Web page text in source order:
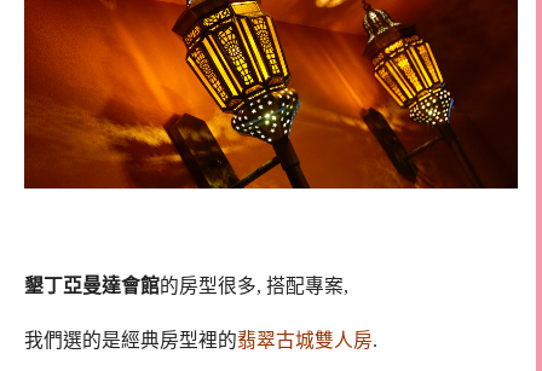
墾丁亞曼達會館的房型很多, 搭配專案,
我們選的是經典房型裡的翡翠古城雙人房.